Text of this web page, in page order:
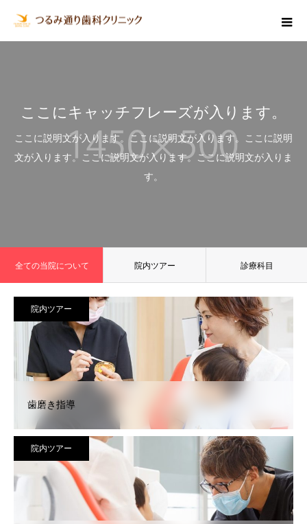
ここにキャッチフレーズが入ります。
ここに説明文が入ります。ここに説明文が入ります。ここに説明
文が入ります。ここに説明文が入ります。ここに説明文が入りま
す。
全ての当院について 院内ツアー 診療科目
院内ツアー
歯磨き指導
院内ツアー